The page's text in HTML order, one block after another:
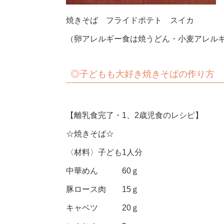
焼きそば フライドポテト スイカ
（卵アレルギー食は焼うどん・小麦アレル
◎子どもも大好き焼きそばの作り方
【離乳食完了・1、2歳児食のレシピ】
☆焼きそば☆
〈材料〉子ども1人分
中華めん 60ｇ
豚ロース肉 15ｇ
キャベツ 20ｇ